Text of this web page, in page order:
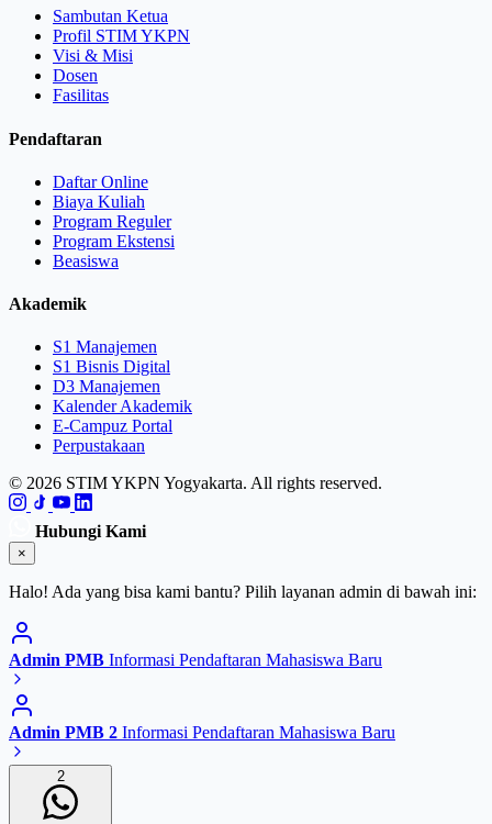
Sambutan Ketua
Profil STIM YKPN
Visi & Misi
Dosen
Fasilitas
Pendaftaran
Daftar Online
Biaya Kuliah
Program Reguler
Program Ekstensi
Beasiswa
Akademik
S1 Manajemen
S1 Bisnis Digital
D3 Manajemen
Kalender Akademik
E-Campuz Portal
Perpustakaan
© 2026 STIM YKPN Yogyakarta. All rights reserved.
Hubungi Kami
×
Halo! Ada yang bisa kami bantu? Pilih layanan admin di bawah ini:
Admin PMB Informasi Pendaftaran Mahasiswa Baru
Admin PMB 2 Informasi Pendaftaran Mahasiswa Baru
2